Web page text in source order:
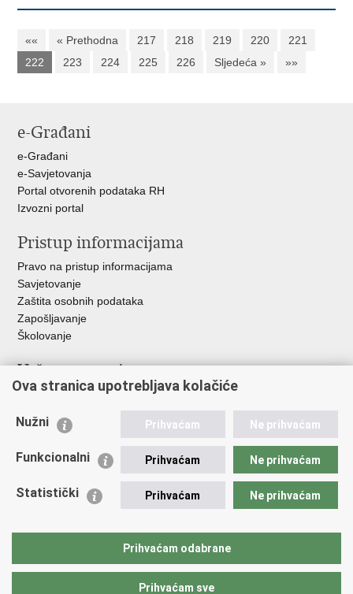
«« « Prethodna 217 218 219 220
221
222
223 224 225 226 Sljedeća » »»
e-Građani
e-Građani
e-Savjetovanja
Portal otvorenih podataka RH
Izvozni portal
Pristup informacijama
Pravo na pristup informacijama
Savjetovanje
Zaštita osobnih podataka
Zapošljavanje
Školovanje
Važne poveznice
Ministarstvo unutarnjih poslova
Udruge
Policijska akademija
Zaklada policijske solidarnosti
Vučetić"
Ova stranica upotrebljava kolačiće
Nužni Prihvaćam Ne prihvaćam
Funkcionalni Prihvaćam Ne prihvaćam
Statistički Prihvaćam Ne prihvaćam
Prihvaćam odabrane
Prihvaćam sve